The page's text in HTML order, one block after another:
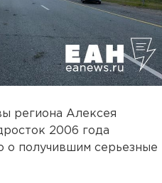
региона Алексея
2006 года
о получившим серьезные